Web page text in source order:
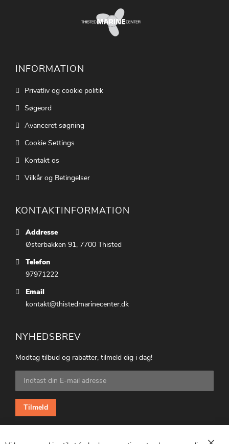
INFORMATION
Privatliv og cookie politik
Søgeord
Avanceret søgning
Cookie Settings
Kontakt os
Vilkår og Betingelser
KONTAKTINFORMATION
Addresse
Østerbakken 91, 7700 Thisted
Telefon
97971222
Email
kontakt@thistedmarinecenter.dk
NYHEDSBREV
Modtag tilbud og rabatter, tilmeld dig i dag!
Tilmeld
dig
vores
nyhedsbrev:
Tilmeld